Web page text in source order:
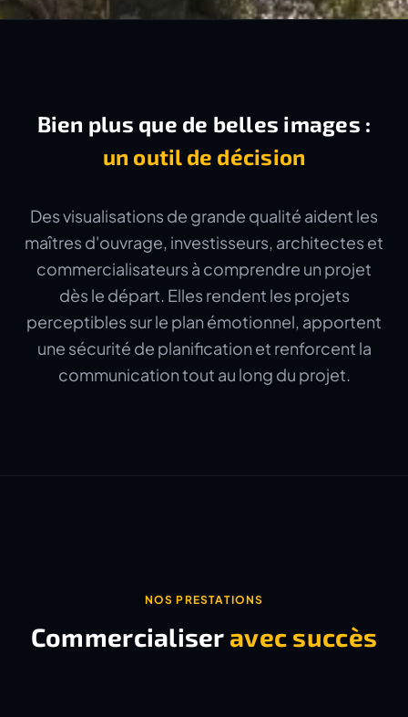
Bien plus que de belles images :
un outil de décision
Des visualisations de grande qualité aident les
maîtres d'ouvrage, investisseurs, architectes et
commercialisateurs à comprendre un projet
dès le départ. Elles rendent les projets
perceptibles sur le plan émotionnel, apportent
une sécurité de planification et renforcent la
communication tout au long du projet.
NOS PRESTATIONS
Commercialiser avec succès